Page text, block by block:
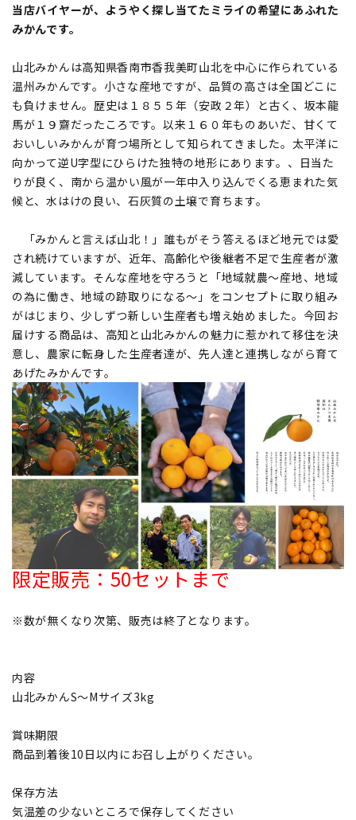
当店バイヤーが、ようやく探し当てたミライの希望にあふれた
みかんです。
山北みかんは高知県香南市香我美町山北を中心に作られている
温州みかんです。小さな産地ですが、品質の高さは全国どこに
も負けません。歴史は１８５５年（安政２年）と古く、坂本龍
馬が１９齋だったころです。以来１６０年ものあいだ、甘くて
おいしいみかんが育つ場所として知られてきました。太平洋に
向かって逆U字型にひらけた独特の地形にあります。、日当た
りが良く、南から温かい風が一年中入り込んでくる恵まれた気
候と、水はけの良い、石灰質の土壌で育ちます。
「みかんと言えば山北！」誰もがそう答えるほど地元では愛
され続けていますが、近年、高齢化や後継者不足で生産者が激
減しています。そんな産地を守ろうと「地域就農～産地、地域
の為に働き、地域の跡取りになる～」をコンセプトに取り組み
がはじまり、少しずつ新しい生産者も増え始めました。今回お
届けする商品は、高知と山北みかんの魅力に惹かれて移住を決
意し、農家に転身した生産者達が、先人達と連携しながら育て
あげたみかんです。
限定販売：50セットまで
※数が無くなり次第、販売は終了となります。
内容
山北みかんS〜Mサイズ3kg
賞味期限
商品到着後10日以内にお召し上がりください。
保存方法
気温差の少ないところで保存してください